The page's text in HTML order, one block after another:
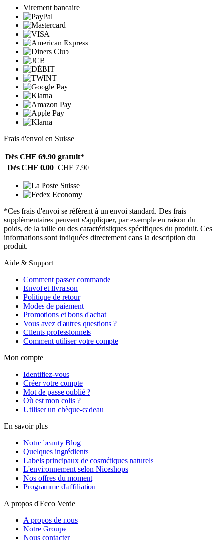
Virement bancaire
Frais d'envoi en Suisse
Dès CHF 69.90 gratuit*
Dès CHF 0.00 CHF 7.90
*Ces frais d'envoi se réfèrent à un envoi standard. Des frais
supplémentaires peuvent s'appliquer, par exemple en raison du
poids, de la taille ou des caractéristiques spécifiques du produit. Ces
informations sont indiquées directement dans la description du
produit.
Aide & Support
Comment passer commande
Envoi et livraison
Politique de retour
Modes de paiement
Promotions et bons d'achat
Vous avez d'autres questions ?
Clients professionnels
Comment utiliser votre compte
Mon compte
Identifiez-vous
Créer votre compte
Mot de passe oublié ?
Où est mon colis ?
Utiliser un chèque-cadeau
En savoir plus
Notre beauty Blog
Quelques ingrédients
Labels principaux de cosmétiques naturels
L'environnement selon Niceshops
Nos offres du moment
Programme d'affiliation
A propos d'Ecco Verde
A propos de nous
Notre Groupe
Nous contacter